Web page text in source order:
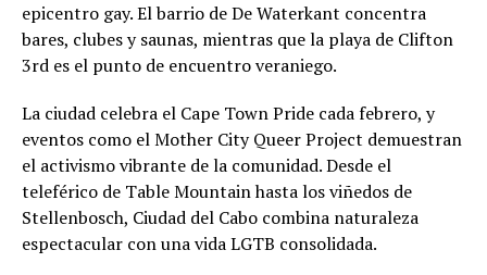
epicentro gay. El barrio de De Waterkant concentra
bares, clubes y saunas, mientras que la playa de Clifton
3rd es el punto de encuentro veraniego.
La ciudad celebra el Cape Town Pride cada febrero, y
eventos como el Mother City Queer Project demuestran
el activismo vibrante de la comunidad. Desde el
teleférico de Table Mountain hasta los viñedos de
Stellenbosch, Ciudad del Cabo combina naturaleza
espectacular con una vida LGTB consolidada.